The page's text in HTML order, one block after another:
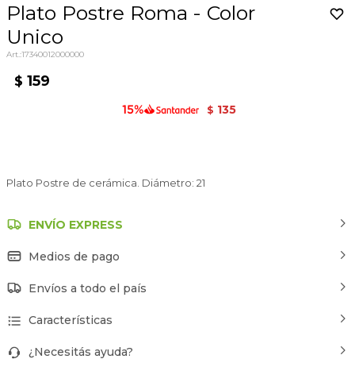
Plato Postre Roma - Color
Unico
17340012000000
$ 159
$ 135
Plato Postre de cerámica. Diámetro: 21
ENVÍO EXPRESS
Medios de pago
Envíos a todo el país
Características
¿Necesitás ayuda?